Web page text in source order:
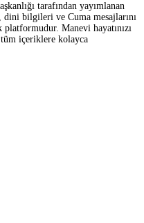
tarafından yayımlanan
bilgileri ve Cuma mesajlarını
Manevi hayatınızı
içeriklere kolayca